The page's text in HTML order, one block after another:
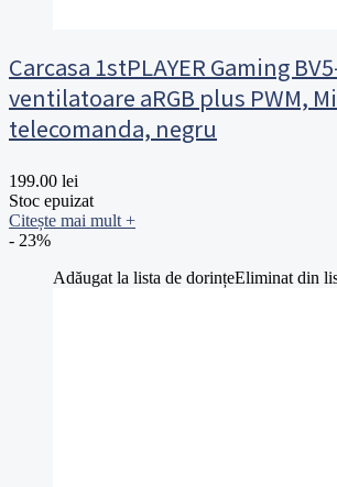
Carcasa 1stPLAYER Gaming
ventilatoare aRGB plus PWM,
telecomanda, negru
199.00 lei
Stoc epuizat
Citește mai mult +
- 23%
Adăugat la lista de dorințeEliminat din